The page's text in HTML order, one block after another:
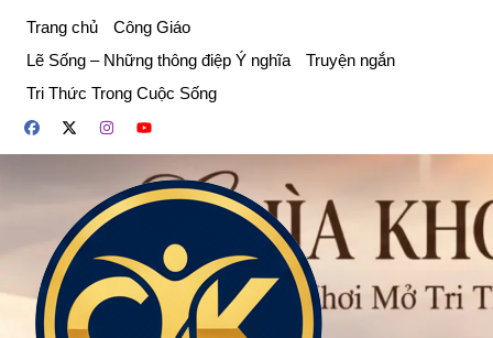
phần
dung
Trang chủ
Công Giáo
Lẽ Sống – Những thông điệp Ý nghĩa
Truyện ngắn
Tri Thức Trong Cuộc Sống